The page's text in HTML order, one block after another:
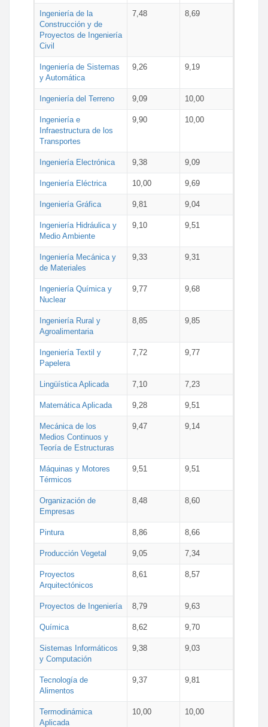
Ingeniería de la
Construcción y de
Proyectos de Ingeniería
Civil
7,48 8,69
Ingeniería de Sistemas
y Automática
9,26 9,19
Ingeniería del Terreno 9,09 10,00
Ingeniería e
Infraestructura de los
Transportes
9,90 10,00
Ingeniería Electrónica 9,38 9,09
Ingeniería Eléctrica 10,00 9,69
Ingeniería Gráfica 9,81 9,04
Ingeniería Hidráulica y
Medio Ambiente
9,10 9,51
Ingeniería Mecánica y
de Materiales
9,33 9,31
Ingeniería Química y
Nuclear
9,77 9,68
Ingeniería Rural y
Agroalimentaria
8,85 9,85
Ingeniería Textil y
Papelera
7,72 9,77
Lingüística Aplicada 7,10 7,23
Matemática Aplicada 9,28 9,51
Mecánica de los
Medios Continuos y
Teoría de Estructuras
9,47 9,14
Máquinas y Motores
Térmicos
9,51 9,51
Organización de
Empresas
8,48 8,60
Pintura 8,86 8,66
Producción Vegetal 9,05 7,34
Proyectos
Arquitectónicos
8,61 8,57
Proyectos de Ingeniería 8,79 9,63
Química 8,62 9,70
Sistemas Informáticos
y Computación
9,38 9,03
Tecnología de
Alimentos
9,37 9,81
Termodinámica
Aplicada
10,00 10,00